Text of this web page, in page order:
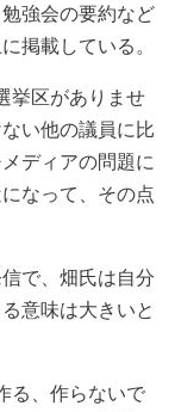
強会の要約など
掲載している。
挙区がありませ
い他の議員に比
ディアの問題に
なって、その点
で、畑氏は自分
意味は大きいと
る、作らないで